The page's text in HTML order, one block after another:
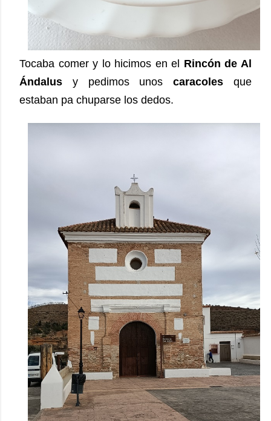
Tocaba comer y lo hicimos en el Rincón de Al
Ándalus y pedimos unoscaracoles que
estaban pa chuparse los dedos.